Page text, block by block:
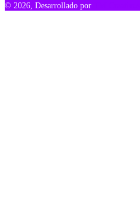
© 2026, Desarrollado por